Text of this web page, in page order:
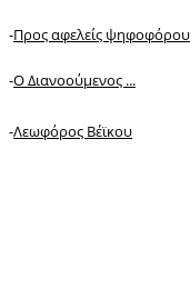
-Προς αφελείς
-Ο Διανοούμενος ...
-Λεωφόρος Βέϊκου